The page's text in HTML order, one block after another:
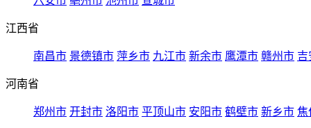
江西省
南昌市 景德镇市 萍乡市 九江市 新余市 鹰潭市 赣州市 吉
河南省
郑州市 开封市 洛阳市 平顶山市 安阳市 鹤壁市 新乡市 焦